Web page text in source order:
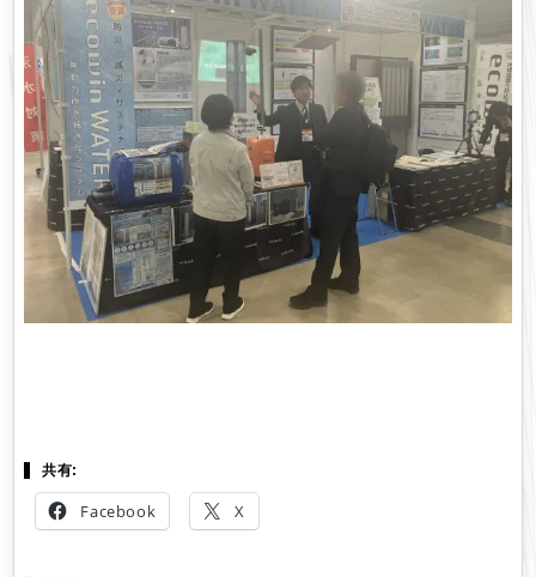
共有:
Facebook X